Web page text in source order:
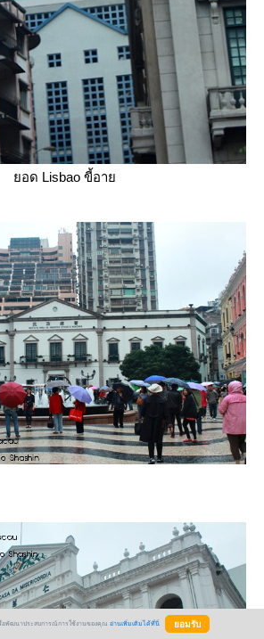
อด Lisbao ขี้อา
อพัฒนาประสบการณ์การใช้งานของคุณ อ่านเพิ่มเติมได้ที่นี่